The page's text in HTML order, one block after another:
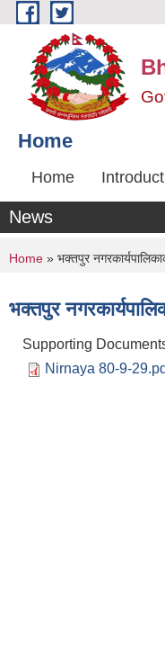
Skip to main content
Home
Home
News
You are here
Home » भक्तपुर
भक्तपुर
Supporting
Nirnaya 80-9-